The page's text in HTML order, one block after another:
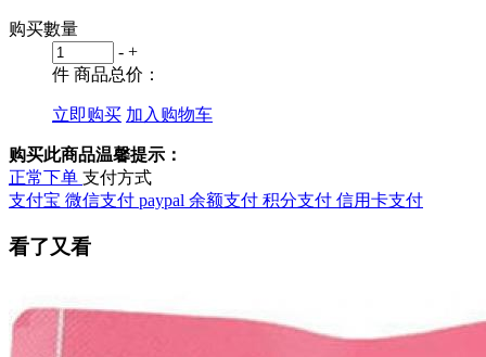
购买數量
- +
件 商品总价：
立即购买 加入购物车
购买此商品温馨提示：
正常下单 支付方式
支付宝 微信支付 paypal 余额支付 积分支付 信用卡支付
看了又看